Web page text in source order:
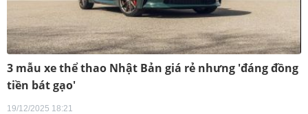
3 mẫu xe thể thao Nhật Bản giá rẻ nhưng 'đáng đồng
tiền bát gạo'
19/12/2025 18:21